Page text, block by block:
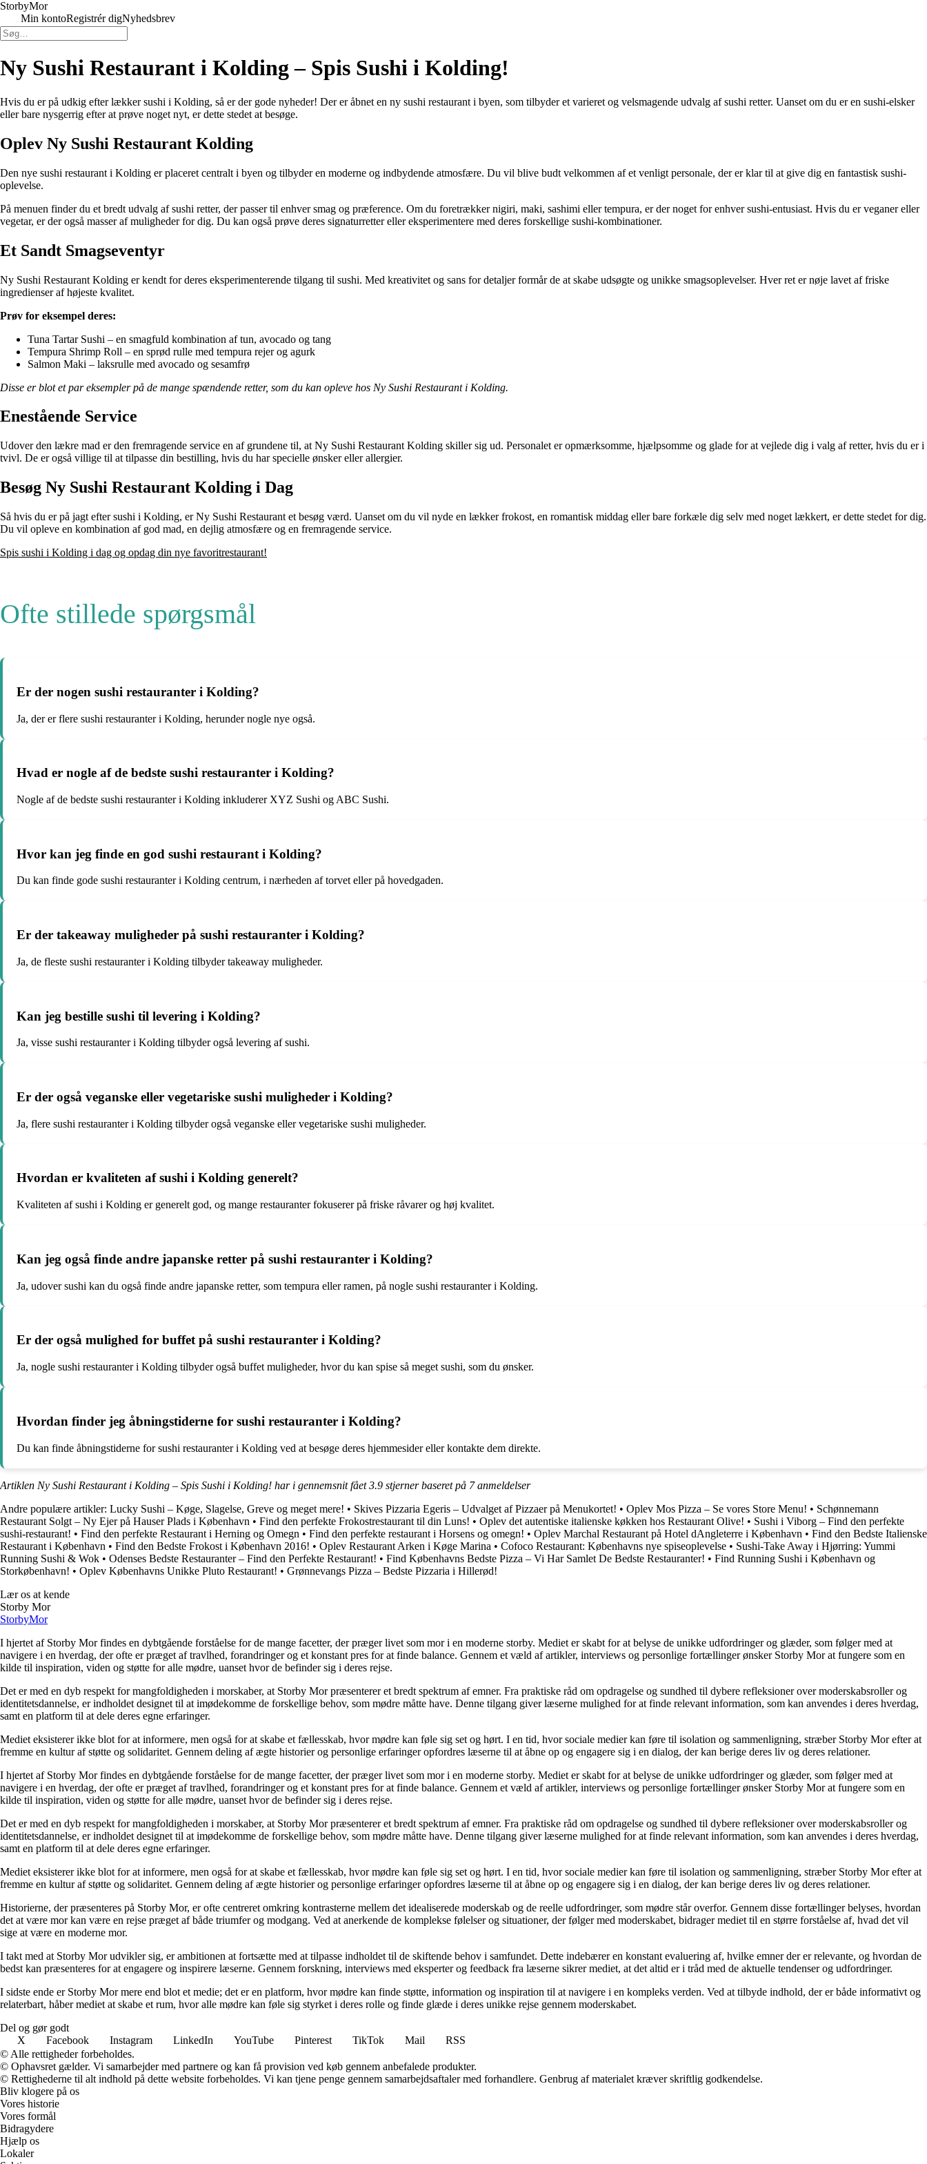
StorbyMor
Min kontoRegistrér digNyhedsbrev
Ny Sushi Restaurant i Kolding – Spis Sushi i Kolding!
Hvis du er på udkig efter lækker sushi i Kolding, så er der gode nyheder! Der er åbnet en ny sushi restaurant i byen, som tilbyder et varieret og velsmagende udvalg af sushi retter. Uanset om du er en sushi-elsker
eller bare nysgerrig efter at prøve noget nyt, er dette stedet at besøge.
Oplev Ny Sushi Restaurant Kolding
Den nye sushi restaurant i Kolding er placeret centralt i byen og tilbyder en moderne og indbydende atmosfære. Du vil blive budt velkommen af et venligt personale, der er klar til at give dig en fantastisk sushi-
oplevelse.
På menuen finder du et bredt udvalg af sushi retter, der passer til enhver smag og præference. Om du foretrækker nigiri, maki, sashimi eller tempura, er der noget for enhver sushi-entusiast. Hvis du er veganer eller
vegetar, er der også masser af muligheder for dig. Du kan også prøve deres signaturretter eller eksperimentere med deres forskellige sushi-kombinationer.
Et Sandt Smagseventyr
Ny Sushi Restaurant Kolding er kendt for deres eksperimenterende tilgang til sushi. Med kreativitet og sans for detaljer formår de at skabe udsøgte og unikke smagsoplevelser. Hver ret er nøje lavet af friske
ingredienser af højeste kvalitet.
Prøv for eksempel deres:
Tuna Tartar Sushi – en smagfuld kombination af tun, avocado og tang
Tempura Shrimp Roll – en sprød rulle med tempura rejer og agurk
Salmon Maki – laksrulle med avocado og sesamfrø
Disse er blot et par eksempler på de mange spændende retter, som du kan opleve hos Ny Sushi Restaurant i Kolding.
Enestående Service
Udover den lækre mad er den fremragende service en af grundene til, at Ny Sushi Restaurant Kolding skiller sig ud. Personalet er opmærksomme, hjælpsomme og glade for at vejlede dig i valg af retter, hvis du er i
tvivl. De er også villige til at tilpasse din bestilling, hvis du har specielle ønsker eller allergier.
Besøg Ny Sushi Restaurant Kolding i Dag
Så hvis du er på jagt efter sushi i Kolding, er Ny Sushi Restaurant et besøg værd. Uanset om du vil nyde en lækker frokost, en romantisk middag eller bare forkæle dig selv med noget lækkert, er dette stedet for dig.
Du vil opleve en kombination af god mad, en dejlig atmosfære og en fremragende service.
Spis sushi i Kolding i dag og opdag din nye favoritrestaurant!
Ofte stillede spørgsmål
Er der nogen sushi restauranter i Kolding?
Ja, der er flere sushi restauranter i Kolding, herunder nogle nye også.
Hvad er nogle af de bedste sushi restauranter i Kolding?
Nogle af de bedste sushi restauranter i Kolding inkluderer XYZ Sushi og ABC Sushi.
Hvor kan jeg finde en god sushi restaurant i Kolding?
Du kan finde gode sushi restauranter i Kolding centrum, i nærheden af torvet eller på hovedgaden.
Er der takeaway muligheder på sushi restauranter i Kolding?
Ja, de fleste sushi restauranter i Kolding tilbyder takeaway muligheder.
Kan jeg bestille sushi til levering i Kolding?
Ja, visse sushi restauranter i Kolding tilbyder også levering af sushi.
Er der også veganske eller vegetariske sushi muligheder i Kolding?
Ja, flere sushi restauranter i Kolding tilbyder også veganske eller vegetariske sushi muligheder.
Hvordan er kvaliteten af sushi i Kolding generelt?
Kvaliteten af sushi i Kolding er generelt god, og mange restauranter fokuserer på friske råvarer og høj kvalitet.
Kan jeg også finde andre japanske retter på sushi restauranter i Kolding?
Ja, udover sushi kan du også finde andre japanske retter, som tempura eller ramen, på nogle sushi restauranter i Kolding.
Er der også mulighed for buffet på sushi restauranter i Kolding?
Ja, nogle sushi restauranter i Kolding tilbyder også buffet muligheder, hvor du kan spise så meget sushi, som du ønsker.
Hvordan finder jeg åbningstiderne for sushi restauranter i Kolding?
Du kan finde åbningstiderne for sushi restauranter i Kolding ved at besøge deres hjemmesider eller kontakte dem direkte.
Artiklen Ny Sushi Restaurant i Kolding – Spis Sushi i Kolding! har i gennemsnit fået3.9 stjerner baseret på 7anmeldelser
Andre populære artikler: Lucky Sushi – Køge, Slagelse, Greve og meget mere! • Skives Pizzaria Egeris – Udvalget af Pizzaer på Menukortet! • Oplev Mos Pizza – Se vores Store Menu! • Schønnemann
Restaurant Solgt – Ny Ejer på Hauser Plads i København • Find den perfekte Frokostrestaurant til din Luns! • Oplev det autentiske italienske køkken hos Restaurant Olive! • Sushi i Viborg – Find den perfekte
sushi-restaurant! • Find den perfekte Restaurant i Herning og Omegn • Find den perfekte restaurant i Horsens og omegn! • Oplev Marchal Restaurant på Hotel dAngleterre i København • Find den Bedste Italienske
Restaurant i København • Find den Bedste Frokost i København 2016! • Oplev Restaurant Arken i Køge Marina • Cofoco Restaurant: Københavns nye spiseoplevelse • Sushi-Take Away i Hjørring: Yummi
Running Sushi & Wok • Odenses Bedste Restauranter – Find den Perfekte Restaurant! • Find Københavns Bedste Pizza – Vi Har Samlet De Bedste Restauranter! • Find Running Sushi i København og
Storkøbenhavn! • Oplev Københavns Unikke Pluto Restaurant! • Grønnevangs Pizza – Bedste Pizzaria i Hillerød!
Lær os at kende
Storby Mor
StorbyMor
I hjertet af Storby Mor findes en dybtgående forståelse for de mange facetter, der præger livet som mor i en moderne storby. Mediet er skabt for at belyse de unikke udfordringer og glæder, som følger med at
navigere i en hverdag, der ofte er præget af travlhed, forandringer og et konstant pres for at finde balance. Gennem et væld af artikler, interviews og personlige fortællinger ønsker Storby Mor at fungere som en
kilde til inspiration, viden og støtte for alle mødre, uanset hvor de befinder sig i deres rejse.
Det er med en dyb respekt for mangfoldigheden i morskaber, at Storby Mor præsenterer et bredt spektrum af emner. Fra praktiske råd om opdragelse og sundhed til dybere refleksioner over moderskabsroller og
identitetsdannelse, er indholdet designet til at imødekomme de forskellige behov, som mødre måtte have. Denne tilgang giver læserne mulighed for at finde relevant information, som kan anvendes i deres hverdag,
samt en platform til at dele deres egne erfaringer.
Mediet eksisterer ikke blot for at informere, men også for at skabe et fællesskab, hvor mødre kan føle sig set og hørt. I en tid, hvor sociale medier kan føre til isolation og sammenligning, stræber Storby Mor efter at
fremme en kultur af støtte og solidaritet. Gennem deling af ægte historier og personlige erfaringer opfordres læserne til at åbne op og engagere sig i en dialog, der kan berige deres liv og deres relationer.
I hjertet af Storby Mor findes en dybtgående forståelse for de mange facetter, der præger livet som mor i en moderne storby. Mediet er skabt for at belyse de unikke udfordringer og glæder, som følger med at
navigere i en hverdag, der ofte er præget af travlhed, forandringer og et konstant pres for at finde balance. Gennem et væld af artikler, interviews og personlige fortællinger ønsker Storby Mor at fungere som en
kilde til inspiration, viden og støtte for alle mødre, uanset hvor de befinder sig i deres rejse.
Det er med en dyb respekt for mangfoldigheden i morskaber, at Storby Mor præsenterer et bredt spektrum af emner. Fra praktiske råd om opdragelse og sundhed til dybere refleksioner over moderskabsroller og
identitetsdannelse, er indholdet designet til at imødekomme de forskellige behov, som mødre måtte have. Denne tilgang giver læserne mulighed for at finde relevant information, som kan anvendes i deres hverdag,
samt en platform til at dele deres egne erfaringer.
Mediet eksisterer ikke blot for at informere, men også for at skabe et fællesskab, hvor mødre kan føle sig set og hørt. I en tid, hvor sociale medier kan føre til isolation og sammenligning, stræber Storby Mor efter at
fremme en kultur af støtte og solidaritet. Gennem deling af ægte historier og personlige erfaringer opfordres læserne til at åbne op og engagere sig i en dialog, der kan berige deres liv og deres relationer.
Historierne, der præsenteres på Storby Mor, er ofte centreret omkring kontrasterne mellem det idealiserede moderskab og de reelle udfordringer, som mødre står overfor. Gennem disse fortællinger belyses, hvordan
det at være mor kan være en rejse præget af både triumfer og modgang. Ved at anerkende de komplekse følelser og situationer, der følger med moderskabet, bidrager mediet til en større forståelse af, hvad det vil
sige at være en moderne mor.
I takt med at Storby Mor udvikler sig, er ambitionen at fortsætte med at tilpasse indholdet til de skiftende behov i samfundet. Dette indebærer en konstant evaluering af, hvilke emner der er relevante, og hvordan de
bedst kan præsenteres for at engagere og inspirere læserne. Gennem forskning, interviews med eksperter og feedback fra læserne sikrer mediet, at det altid er i tråd med de aktuelle tendenser og udfordringer.
I sidste ende er Storby Mor mere end blot et medie; det er en platform, hvor mødre kan finde støtte, information og inspiration til at navigere i en kompleks verden. Ved at tilbyde indhold, der er både informativt og
relaterbart, håber mediet at skabe et rum, hvor alle mødre kan føle sig styrket i deres rolle og finde glæde i deres unikke rejse gennem moderskabet.
Del og gør godt
X
Facebook Instagram LinkedIn YouTube Pinterest TikTok Mail
RSS
© Alle rettigheder forbeholdes.
© Ophavsret gælder. Vi samarbejder med partnere og kan få provision ved køb gennem anbefalede produkter.
© Rettighederne til alt indhold på dette website forbeholdes. Vi kan tjene penge gennem samarbejdsaftaler med forhandlere. Genbrug af materialet kræver skriftlig godkendelse.
Bliv klogere på os
Vores historie
Vores formål
Bidragydere
Hjælp os
Lokaler